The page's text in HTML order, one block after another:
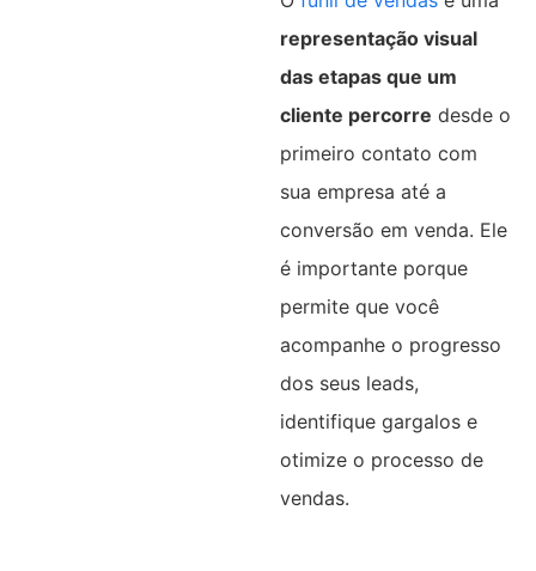
representação visual
das etapas que um
cliente percorre desde o
primeiro contato com
sua empresa até a
conversão em venda. Ele
é importante porque
permite que você
acompanhe o progresso
dos seus leads,
identifique gargalos e
otimize o processo de
vendas.